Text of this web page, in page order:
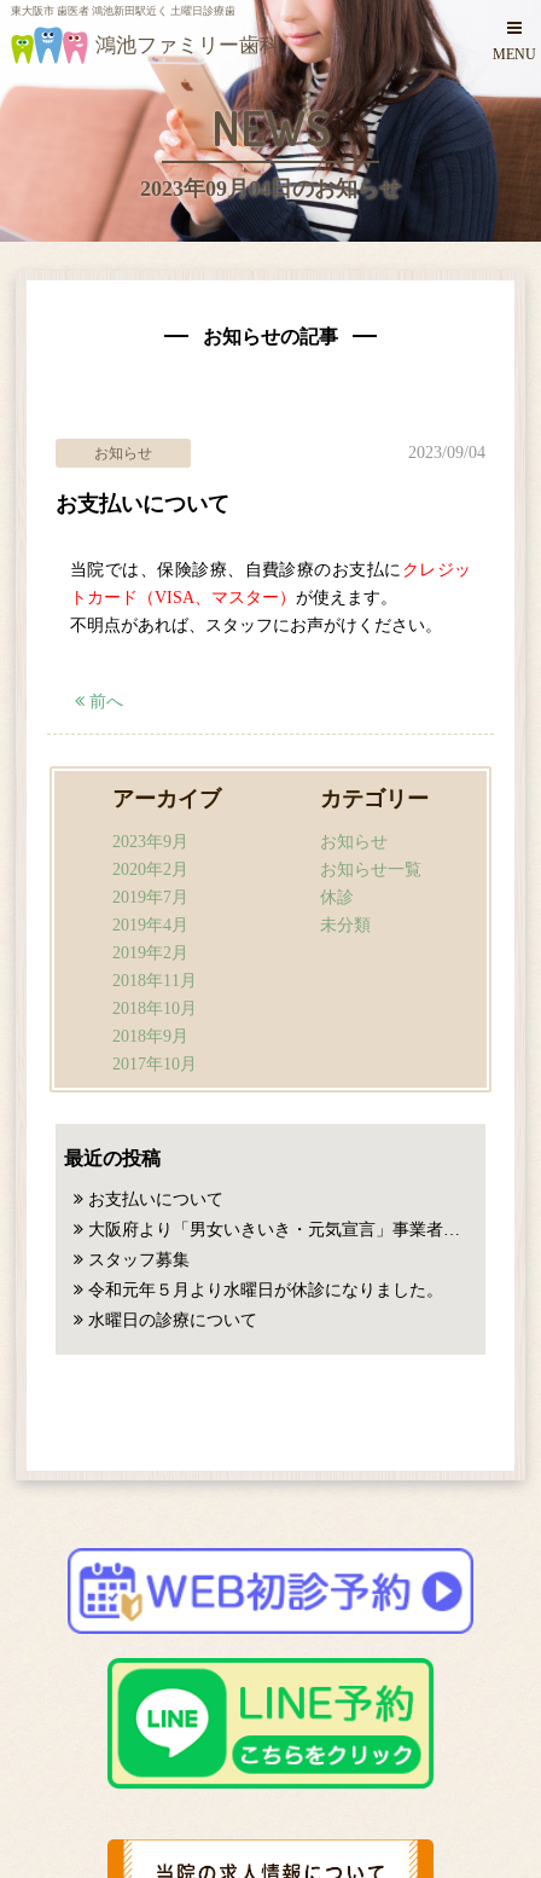
東大阪市 歯医者 鴻池新田駅近く 土曜日診療歯
鴻池ファミリー歯科 MENU
NEWS
2023年09月04日のお知らせ
お知らせの記事
お支払いについて
お知らせ 2023/09/04
当院では、保険診療、自費診療のお支払に クレジッ
トカード（VISA、マスター） が使えます。
不明点があれば、スタッフにお声がけください。
前へ
アーカイブ
2023年9月
2020年2月
2019年7月
2019年4月
2019年2月
2018年11月
2018年10月
2018年9月
2017年10月
カテゴリー
お知らせ
お知らせ一覧
休診
未分類
最近の投稿
お支払いについて
大阪府より「男女いきいき・元気宣言」事業者登録されました
スタッフ募集
令和元年５月より水曜日が休診になりました。
水曜日の診療について
医師・スタッフ紹介
一般歯科
小児歯科
訪問歯科
インプラント
よくある質問
アクセス・診療時間
24時間 簡単WEB予約